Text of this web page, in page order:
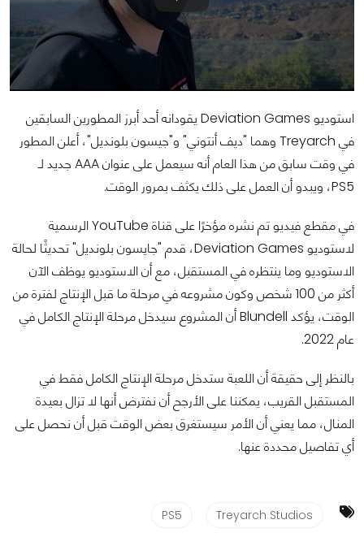
استوديو Deviation Games يقودانه أحد أبرز المطورين السابقين
في Treyarch وهما "ديف أنتوني" و"جيسون بلونديل"، أعلن المطور
في وقت سابق من هذا العام أنه سيعمل على عنوان AAA جديد لـ
PS5، ويبدو أن العمل على ذلك يكثف بمرور الوقت.
في مقطع فيديو تم نشره مؤخرًا على قناة YouTube الرسمية
لاستوديو Deviation Games، قدم "جايسون بلونديل" تحديثًا لحالة
الاستوديو وما ينتظره في المستقبل، مع أن الاستوديو يوظف الآن
أكثر من 100 شخص وكون مشروعه في مرحلة ما قبل الإنتاج لفترة من
الوقت، يؤكد Blundell أن المشروع سيدخل مرحلة الإنتاج الكامل في
عام 2022.
بالنظر إلى حقيقة أن اللعبة ستدخل مرحلة الإنتاج الكامل فقط في
المستقبل القريب، يمكننا على الأرجح أن نفترض أنها لا تزال بعيدة
المنال، مما يعني أن الأمر سيستغرق بعض الوقت قبل أن نحصل على
أي تفاصيل محددة عنها.
Treyarch Studios
PS5